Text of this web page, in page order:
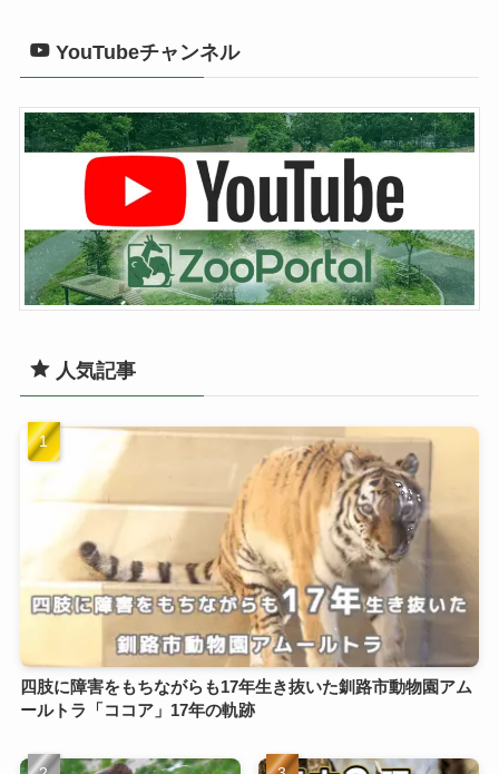
YouTubeチャンネル
人気記事
四肢に障害をもちながらも17年生き抜いた釧路市動物園アム
ールトラ「ココア」17年の軌跡